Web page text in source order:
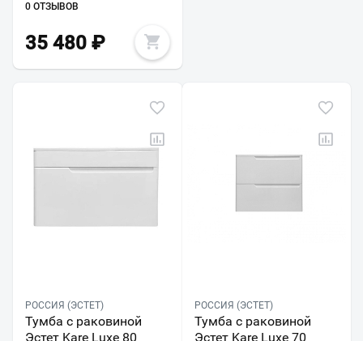
0 ОТЗЫВОВ
35 480 ₽
РОССИЯ (ЭСТЕТ)
Тумба с раковиной
Эстет Kare Luxe 80
РОССИЯ (ЭСТЕТ)
Тумба с раковиной
Эстет Kare Luxe 70